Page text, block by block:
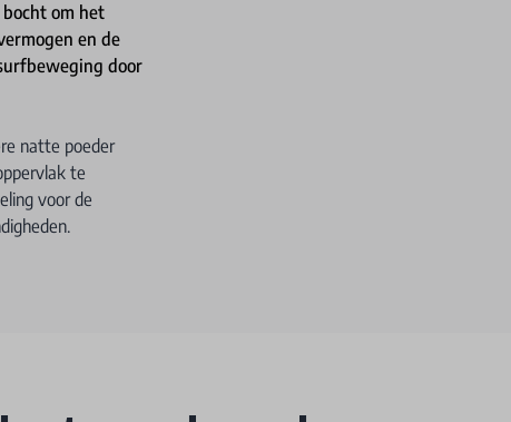
om het
en de
door
natte poeder
te
voor de